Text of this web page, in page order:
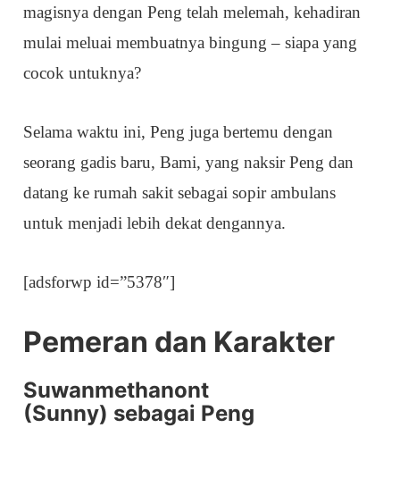
magisnya dengan Peng telah melemah, kehadiran
mulai meluai membuatnya bingung – siapa yang
cocok untuknya?
Selama waktu ini, Peng juga bertemu dengan
seorang gadis baru, Bami, yang naksir Peng dan
datang ke rumah sakit sebagai sopir ambulans
untuk menjadi lebih dekat dengannya.
[adsforwp id=”5378″]
Pemeran dan Karakter
Suwanmethanont
(Sunny) sebagai Peng